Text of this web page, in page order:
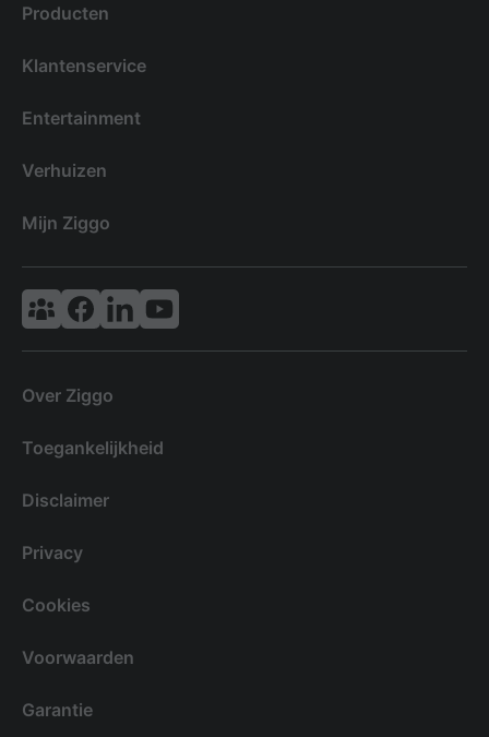
Producten
Klantenservice
Entertainment
Verhuizen
Mijn Ziggo
Vodafone & Ziggo Community
Ziggo Facebook
VodafoneZiggo LinkedIn
Ziggo YouTube
Over Ziggo
Toegankelijkheid
Disclaimer
Privacy
Cookies
Voorwaarden
Garantie